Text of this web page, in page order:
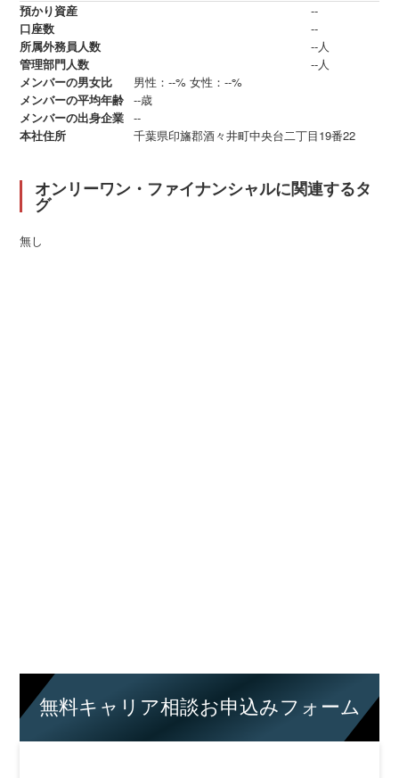
預かり資産
--
口座数
--
所属外務員人数
--人
管理部門人数
--人
メンバーの男女比
男性：--% 女性：--%
メンバーの平均年齢 --歳
メンバーの出身企業 --
本社住所
千葉県印旛郡酒々井町中央台二丁目19番22
オンリーワン・ファイナンシャルに関連するタ
グ
無し
無料キャリア相談お申込みフォーム